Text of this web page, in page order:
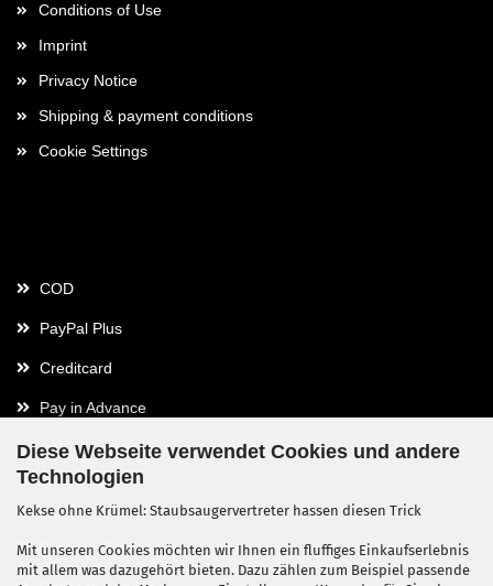
Diese Webseite verwendet Cookies und andere
Technologien
Kekse ohne Krümel: Staubsaugervertreter hassen diesen Trick
Mit unseren Cookies möchten wir Ihnen ein fluffiges Einkaufserlebnis
mit allem was dazugehört bieten. Dazu zählen zum Beispiel passende
Conditions of Use
Imprint
Privacy Notice
Shipping & payment conditions
Cookie Settings
COD
PayPal Plus
Creditcard
Pay in Advance
Contact
Contact / Form